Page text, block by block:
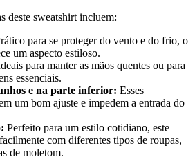
deste sweatshirt incluem:
para se proteger do vento e do frio, o
um aspecto estiloso.
para manter as mãos quentes ou para
essenciais.
e na parte inferior: Esses
um bom ajuste e impedem a entrada do
Perfeito para um estilo cotidiano, este
com diferentes tipos de roupas,
de moletom.